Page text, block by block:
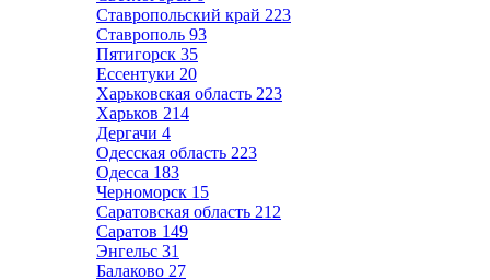
Ставропольский край 223
Ставрополь 93
Пятигорск 35
Ессентуки 20
Харьковская область 223
Харьков 214
Дергачи 4
Одесская область 223
Одесса 183
Черноморск 15
Саратовская область 212
Саратов 149
Энгельс 31
Балаково 27